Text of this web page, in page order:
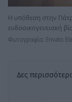
Η υπόθεση στην
ενδοοικογενειακή
Φωτογραφία: Envato
Δες